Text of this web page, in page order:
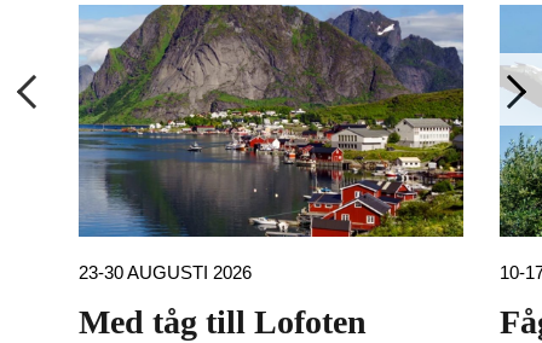
23-30 AUGUSTI 2026
Med tåg till Lofoten
10-